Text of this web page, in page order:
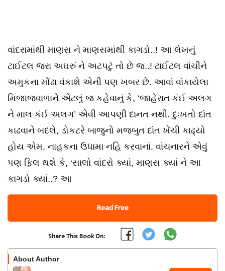
વાંદરામાંથી માણસ ને માણસમાંથી કાગડો..! આ લેખનું
ટાઈટલ જરા અઘરું ને અટપટું તો છે જ..! ટાઈટલ વાંચીને
અમુકના મોંઢા વંકાશે એની પણ ખબર છે. આવાં વાંકાયેલા
મિજાજવાળાને એટલું જ કહેવાનું કે, ‘જાહેરાત કંઈ અલગ
ને માલ કંઈ અલગ’ એવી આપણી દાનત નથી. દુઃખતો દાંત
કાઢવાને બદલે, ડોકટરે બાજુનો મજબુત દાંત ખેંચી કાઢ્યો
હોય એમ, નાહકના ઉધામા નહિ કરવાનાં. વાંચનારને એવું
પણ ફિલ થશે કે, ‘સાલો વાંદરો ક્યાં, માણસ ક્યાં ને આ
કાગડો ક્યાં..? આ
Read Free
Share This Book On:
About Author